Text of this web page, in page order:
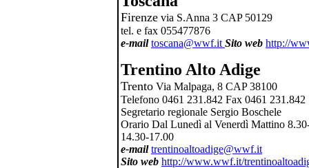
Firenze via S.Anna 3 CAP 50129
tel. e fax 055477876
e-mail toscana@wwf.it Sito web http://
Trentino Alto Adige
Trento Via Malpaga, 8 CAP 38100
Telefono 0461 231.842 Fax 0461 231.842
Segretario regionale Sergio Boschele
Orario Dal Lunedì al Venerdì Mattino
14.30-17.00
e-mail trentinoaltoadige@wwf.it
Sito web http://www.wwf.it/